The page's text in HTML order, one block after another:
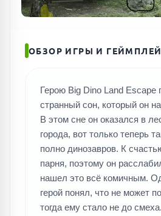
ОБЗОР ИГРЫ И ГЕЙМПЛЕЙ
Герою Big Dino Land Escape
странный сон, который он
В этом сне он оказался в
города, вот только теперь
полно динозавров. К
парня, поэтому он
нашел это всё комичным.
герой понял, что не может
тогда ему стало не до